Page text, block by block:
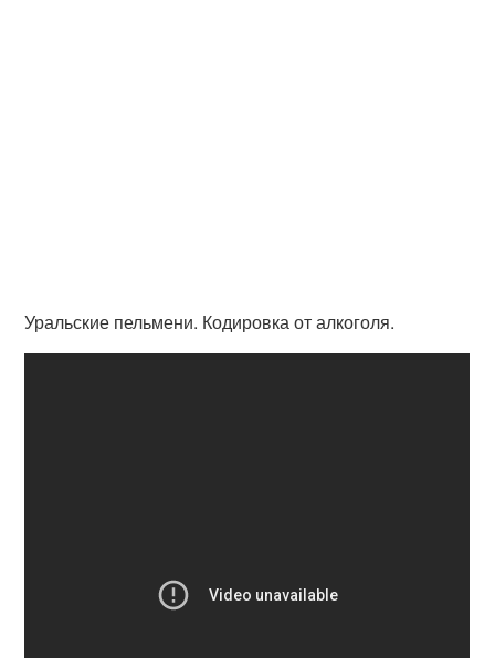
Уральские пельмени. Кодировка от алкоголя.